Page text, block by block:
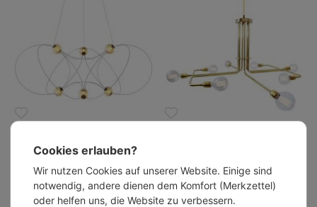
ab 1.166,00 €
Cookies erlauben?
Wir nutzen Cookies auf unserer Website. Einige sind
notwendig, andere dienen dem Komfort (Merkzettel)
oder helfen uns, die Website zu verbessern.